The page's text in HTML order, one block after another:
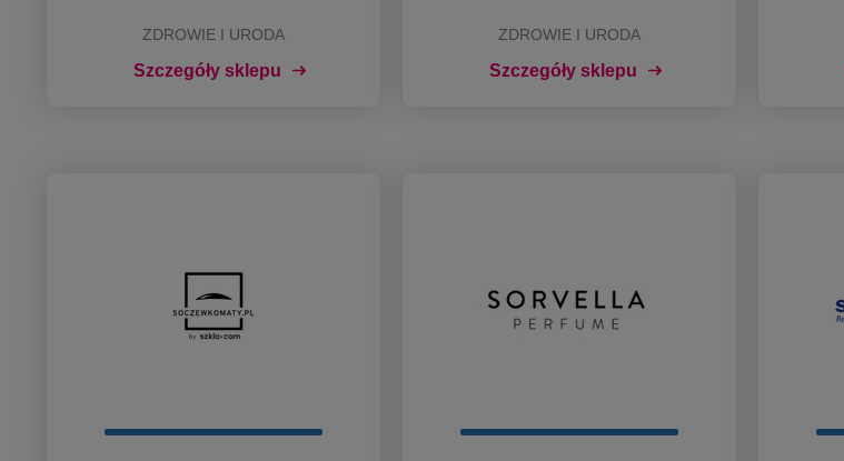
ZDROWIE I URODA
Szczegóły sklepu
ZDROWIE I URODA
Szczegóły sklepu